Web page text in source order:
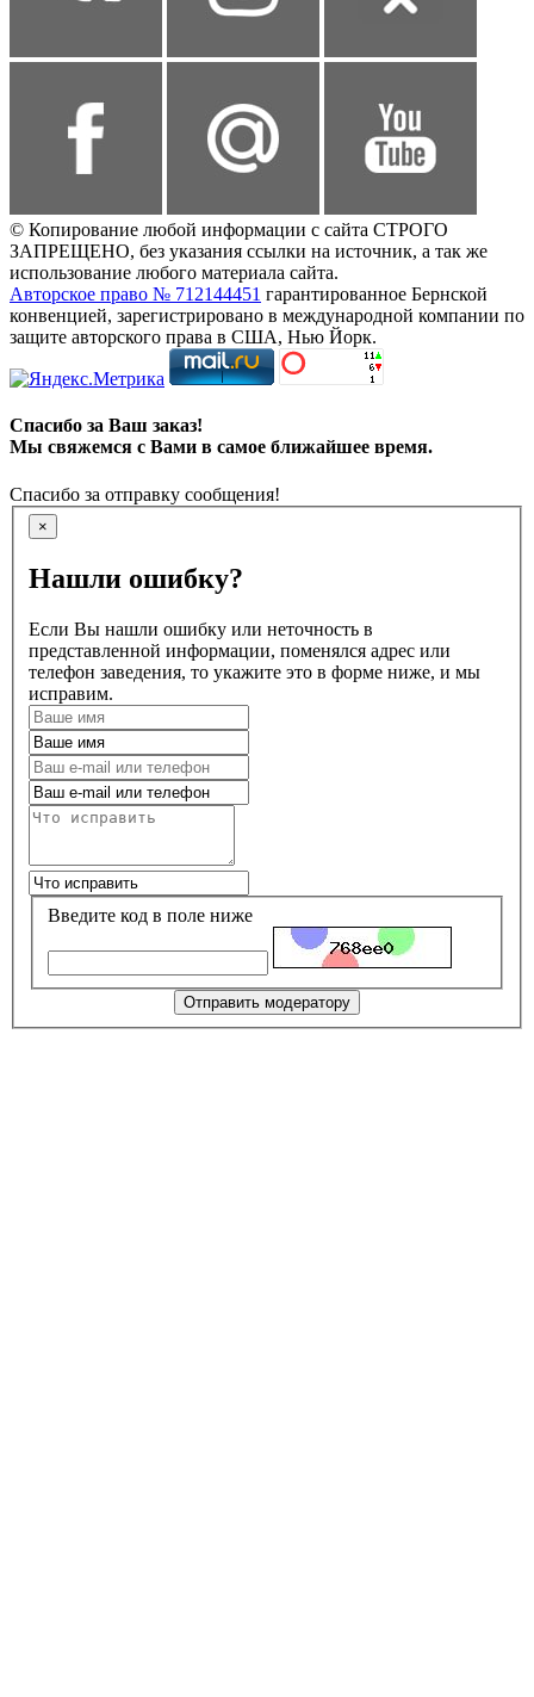
© Копирование любой информации с сайта СТРОГО
ЗАПРЕЩЕНО, без указания ссылки на источник, а так же
использование любого материала сайта.
Авторское право № 712144451 гарантированное Бернской
конвенцией, зарегистрировано в международной компании по
защите авторского права в США, Нью Йорк.
Спасибо за Ваш заказ!
Мы свяжемся с Вами в самое ближайшее время.
Спасибо за отправку сообщения!
×
Нашли ошибку?
Если Вы нашли ошибку или неточность в
представленной информации, поменялся адрес или
телефон заведения, то укажите это в форме ниже, и мы
исправим.
Введите код в поле ниже
Отправить модератору